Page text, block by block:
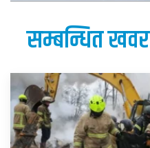
सम्बन्धित खवर